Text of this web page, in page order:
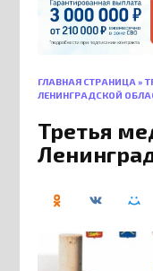
ГЛАВНАЯ СТРАНИЦА »
ЛЕНИНГРАДСКОЙ
Третья